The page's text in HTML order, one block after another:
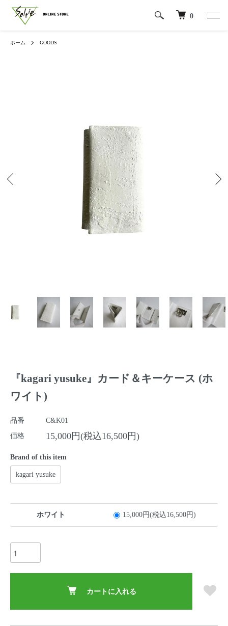
0
ホーム GOODS
『kagari yusuke』カード＆キーケース (ホ
ワイト)
品番
C&K01
価格
15,000円(税込16,500円)
Brand of this item
kagari yusuke
ホワイト 15,000円(税込16,500円)
カートに入れる